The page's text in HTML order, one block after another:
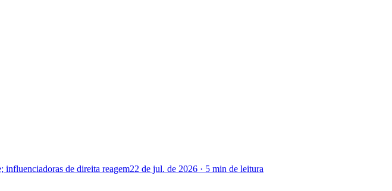
influenciadoras de direita reagem22 de jul. de 2026 · 5 min de leitura